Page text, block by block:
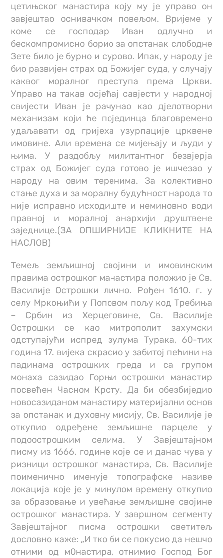
цетињског манастира коју му је управо он
завјештао оснивачком повељом. Вријеме у
коме се господар Иван одлучно и
бескомпромисно борио за опстанак слободне
Зете било је бурно и сурово. Ипак, у народу је
био развијен страх од Божијег суда, у случају
каквог моралног преступа према Цркви.
Управо на такав осјећај савјести у народној
свијести Иван је рачунао као дјелотворни
механизам који ће појединца благовремено
удаљавати од гријеха узурпације црквене
имовине. Али времена се мијењају и људи у
њима. У раздобљу милитантног безвјерја
страх од Божијег суда готово је ишчезао у
народу на овим теренима. За колективно
стање духа и за моралну будућност народа то
није исправно исходиште и неминовно води
правној и моралној анархији друштвене
заједнице.(ЗА ОПШИРНИЈЕ КЛИКНИТЕ НА
НАСЛОВ)
Темељ земљишној својини и имовинским
правима острошког манастира положио је Св.
Василије Острошки лично. Рођен 1610. г. у
селу Мркоњићи у Поповом пољу код Требиња
– Србин из Херцеговине, Св. Василије
Острошки се као митрополит захумски
одступајући испред зулума Турака, 60-тих
година 17. вијека скрасио у забитој пећини на
падинама острошких греда и са групом
монаха сазидао Горњи острошки манастир
посвећен Часном Крсту. Да би обезбиједио
новосазиданом манастиру материјални основ
за опстанак и духовну мисију, Св. Василије је
откупио одређене земљишне парцеле у
подоострошким селима. У Завјештајном
писму из 1666. године које се и данас чува у
ризници острошког манастира, Св. Василије
поименично именује топографске називе
локација које је у минулом времену откупио
за образовање и увећање земљишне својине
острошког манастира. У завршном сегменту
Завјештајног писма острошки светитељ
дословно каже: „И тко би се покусио да нешчо
отними од м0настира, отнимио Господ Бог